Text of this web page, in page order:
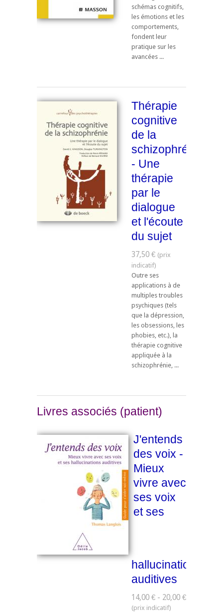
schémas cognitifs,
les émotions et les
comportements,
fondent leur
pratique sur les
avancées ...
Thérapie
cognitive
de la
schizophrénie
- Une
thérapie
par le
dialogue
et l'écoute
du sujet
37,50 €
Outre ses
applications à de
multiples troubles
psychiques (tels
que la dépression,
les obsessions, les
phobies, etc.), la
thérapie cognitive
appliquée à la
schizophrénie, ...
Livres associés (patient)
J'entends
des voix -
Mieux
vivre avec
ses voix
et ses
hallucinations
auditives
14,00 € - 20,00 €